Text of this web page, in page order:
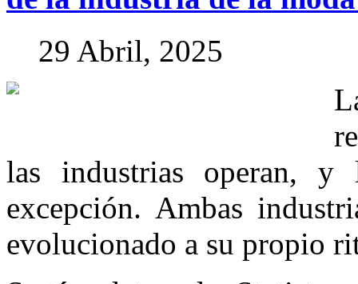
29 Abril, 2025
las industrias operan,
excepción. Ambas
evolucionado a su propio